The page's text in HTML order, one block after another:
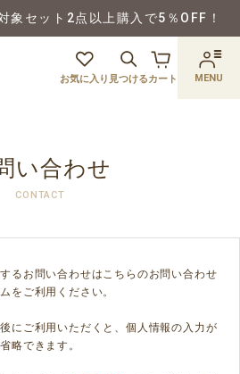
象セット2点以上購入で5％OFF！
お気に入り 見つけるカート MENU
い合わせ
CONTACT
るお問い合わせはこちらのお問い合わせ
をご利用ください。
にご利用いただくと、個人情報の入力が
省略できます。